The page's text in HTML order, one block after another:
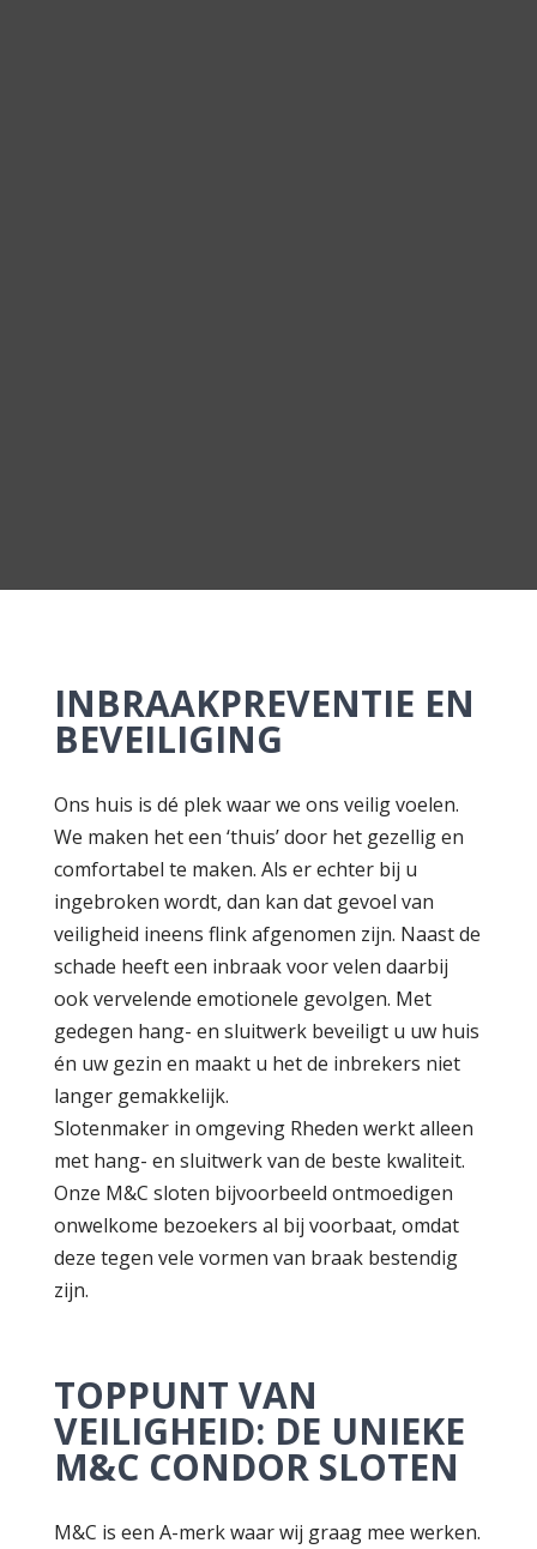
INBRAAKPREVENTIE EN
BEVEILIGING
Ons huis is dé plek waar we ons veilig voelen.
We maken het een ‘thuis’ door het gezellig en
comfortabel te maken. Als er echter bij u
ingebroken wordt, dan kan dat gevoel van
veiligheid ineens flink afgenomen zijn. Naast de
schade heeft een inbraak voor velen daarbij
ook vervelende emotionele gevolgen. Met
gedegen hang- en sluitwerk beveiligt u uw huis
én uw gezin en maakt u het de inbrekers niet
langer gemakkelijk.
Slotenmaker in omgeving Rheden werkt alleen
met hang- en sluitwerk van de beste kwaliteit.
Onze M&C sloten bijvoorbeeld ontmoedigen
onwelkome bezoekers al bij voorbaat, omdat
deze tegen vele vormen van braak bestendig
zijn.
TOPPUNT VAN
VEILIGHEID: DE UNIEKE
M&C CONDOR SLOTEN
M&C is een A-merk waar wij graag mee werken.